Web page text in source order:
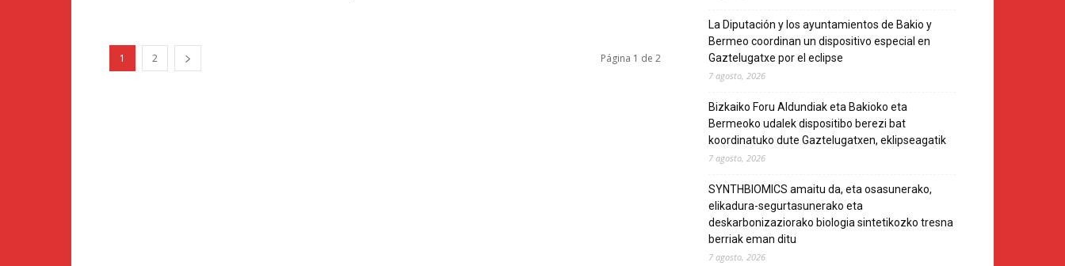
1 2 Página 1 de 2
La Diputación y los ayuntamientos de Bakio y
Bermeo coordinan un dispositivo especial en
Gaztelugatxe por el eclipse
7 agosto, 2026
Bizkaiko Foru Aldundiak eta Bakioko eta
Bermeoko udalek dispositibo berezi bat
koordinatuko dute Gaztelugatxen, eklipseagatik
7 agosto, 2026
SYNTHBIOMICS amaitu da, eta osasunerako,
elikadura-segurtasunerako eta
deskarbonizaziorako biologia sintetikozko tresna
berriak eman ditu
7 agosto, 2026